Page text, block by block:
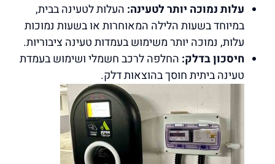
עלות נמוכה יותר לטעינה: העלות לטעינה בבית,
במיוחד בשעות הלילה המאוחרות או בשעות נמוכות
עלות, נמוכה יותר משימוש בעמדות טעינה ציבוריות.
חיסכון בדלק: החלפה לרכב חשמלי ושימוש בעמדת
טעינה ביתית חוסך בהוצאות דלק.